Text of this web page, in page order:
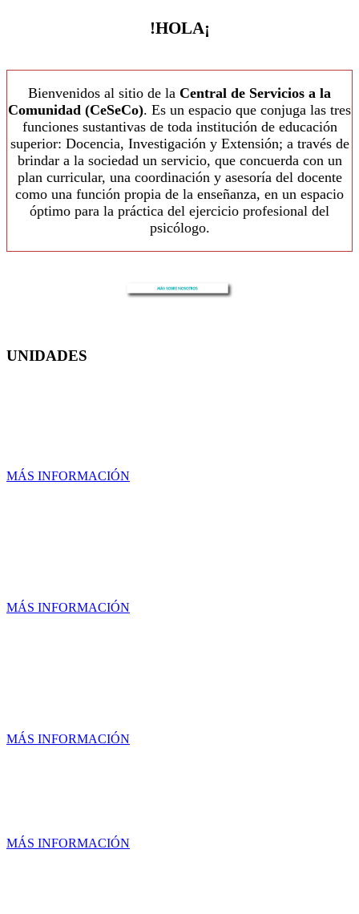
!HOLA¡
Bienvenidos al sitio de la Central de Servicios a la
Comunidad (CeSeCo). Es un espacio que conjuga las tres
funciones sustantivas de toda institución de educación
superior: Docencia, Investigación y Extensión; a través de
brindar a la sociedad un servicio, que concuerda con un
plan curricular, una coordinación y asesoría del docente
como una función propia de la enseñanza, en un espacio
óptimo para la práctica del ejercicio profesional del
psicólogo.
UNIDADES
MÁS INFORMACIÓN
MÁS INFORMACIÓN
MÁS INFORMACIÓN
MÁS INFORMACIÓN